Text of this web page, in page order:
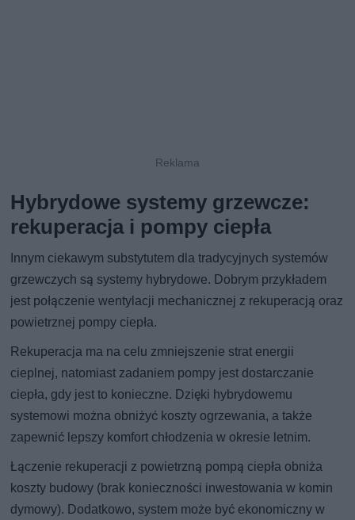
Hybrydowe systemy grzewcze:
rekuperacja i pompy ciepła
Innym ciekawym substytutem dla tradycyjnych systemów
grzewczych są systemy hybrydowe. Dobrym przykładem
jest połączenie wentylacji mechanicznej z rekuperacją oraz
powietrznej pompy ciepła.
Rekuperacja ma na celu zmniejszenie strat energii
cieplnej, natomiast zadaniem pompy jest dostarczanie
ciepła, gdy jest to konieczne. Dzięki hybrydowemu
systemowi można obniżyć koszty ogrzewania, a także
zapewnić lepszy komfort chłodzenia w okresie letnim.
Łączenie rekuperacji z powietrzną pompą ciepła obniża
koszty budowy (brak konieczności inwestowania w komin
dymowy). Dodatkowo, system może być ekonomiczny w